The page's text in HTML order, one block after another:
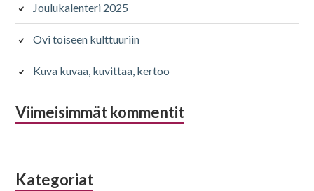
Joulukalenteri 2025
Ovi toiseen kulttuuriin
Kuva kuvaa, kuvittaa, kertoo
Viimeisimmät kommentit
Kategoriat